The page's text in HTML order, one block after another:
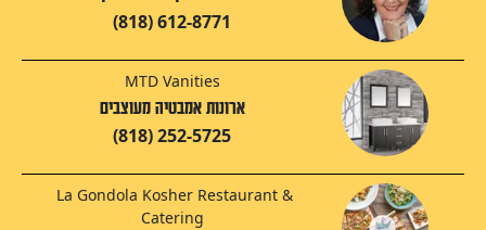
(818) 612-8771
MTD Vanities
ארונות אמבטיה מעוצבים
(818) 252-5725
La Gondola Kosher Restaurant &
Catering